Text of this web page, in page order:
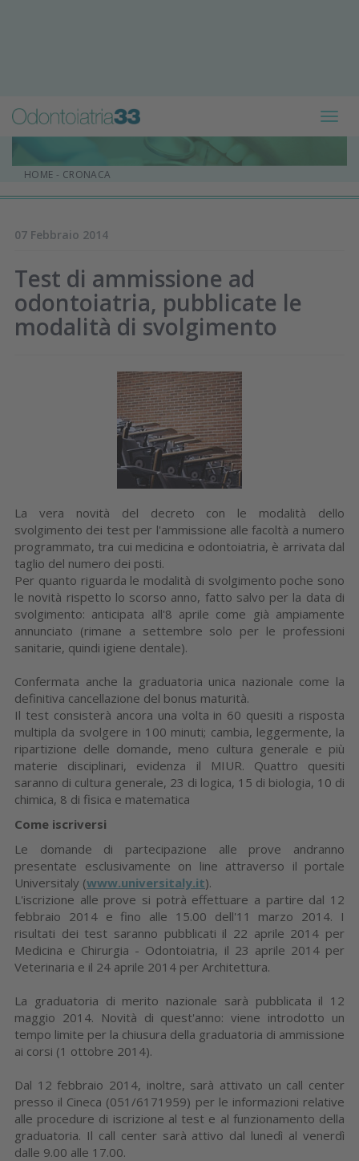
HOME - CRONACA
07 Febbraio 2014
Test di ammissione ad
odontoiatria, pubblicate le
modalità di svolgimento
La vera novità del decreto con le modalità dello
svolgimento dei test per l'ammissione alle facoltà a numero
programmato, tra cui medicina e odontoiatria, è arrivata dal
taglio del numero dei posti.
Per quanto riguarda le modalità di svolgimento poche sono
le novità rispetto lo scorso anno, fatto salvo per la data di
svolgimento: anticipata all'8 aprile come già ampiamente
annunciato (rimane a settembre solo per le professioni
sanitarie, quindi igiene dentale).
Confermata anche la graduatoria unica nazionale come la
definitiva cancellazione del bonus maturità.
Il test consisterà ancora una volta in 60 quesiti a risposta
multipla da svolgere in 100 minuti; cambia, leggermente, la
ripartizione delle domande, meno cultura generale e più
materie disciplinari, evidenza il MIUR. Quattro quesiti
saranno di cultura generale, 23 di logica, 15 di biologia, 10 di
chimica, 8 di fisica e matematica
Come iscriversi
Le domande di partecipazione alle prove andranno
presentate esclusivamente on line attraverso il portale
Universitaly (www.universitaly.it).
L'iscrizione alle prove si potrà effettuare a partire dal 12
febbraio 2014 e fino alle 15.00 dell'11 marzo 2014. I
risultati dei test saranno pubblicati il 22 aprile 2014 per
Medicina e Chirurgia - Odontoiatria, il 23 aprile 2014 per
Veterinaria e il 24 aprile 2014 per Architettura.
La graduatoria di merito nazionale sarà pubblicata il 12
maggio 2014. Novità di quest'anno: viene introdotto un
tempo limite per la chiusura della graduatoria di ammissione
ai corsi (1 ottobre 2014).
Dal 12 febbraio 2014, inoltre, sarà attivato un call center
presso il Cineca (051/6171959) per le informazioni relative
alle procedure di iscrizione al test e al funzionamento della
graduatoria. Il call center sarà attivo dal lunedì al venerdì
dalle 9.00 alle 17.00.